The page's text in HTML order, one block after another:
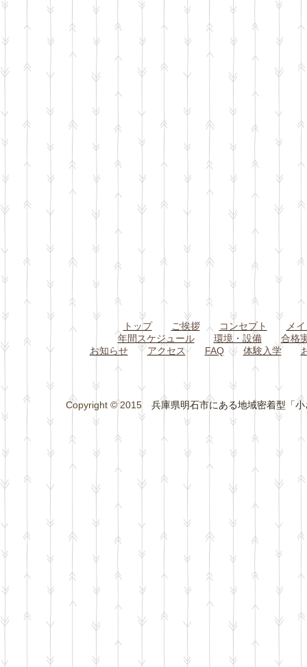
トップ ご挨拶 コンセプト
メ
年間スケジュール
環境・設備
合格
お知らせ
アクセス FAQ 体験入学
Copyright © 2015 兵庫県明石市にある地域密着型「